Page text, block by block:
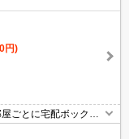
円)
ごとに宅配ボック